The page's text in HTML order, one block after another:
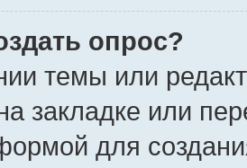
опрос?
темы или
закладке или
для